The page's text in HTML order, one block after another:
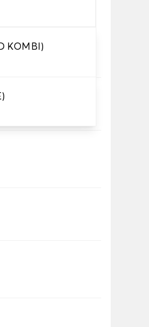
KOMBI)